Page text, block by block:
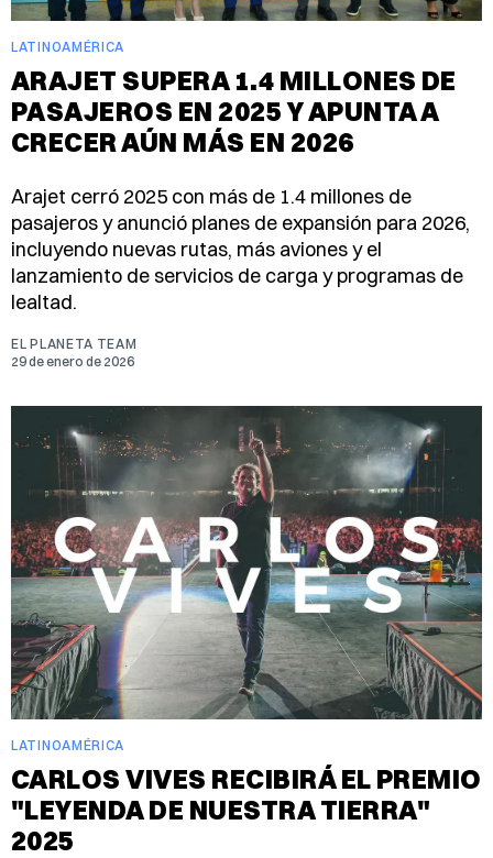
LATINOAMÉRICA
ARAJET SUPERA 1.4 MILLONES DE
PASAJEROS EN 2025 Y APUNTA A
CRECER AÚN MÁS EN 2026
Arajet cerró 2025 con más de 1.4 millones de
pasajeros y anunció planes de expansión para 2026,
incluyendo nuevas rutas, más aviones y el
lanzamiento de servicios de carga y programas de
lealtad.
EL PLANETA TEAM
29 de enero de 2026
LATINOAMÉRICA
CARLOS VIVES RECIBIRÁ EL PREMIO
"LEYENDA DE NUESTRA TIERRA"
2025